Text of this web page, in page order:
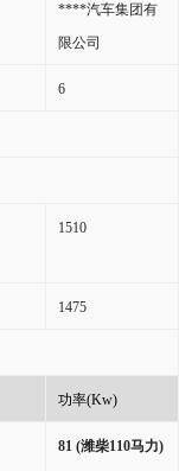
****汽车集团有
限公司
6
1510
1475
功率(Kw)
81 (潍柴110马力)